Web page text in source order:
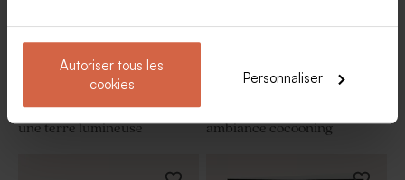
Autoriser tous les
cookies
Personnaliser
une terre lumineuse
ambiance cocooning